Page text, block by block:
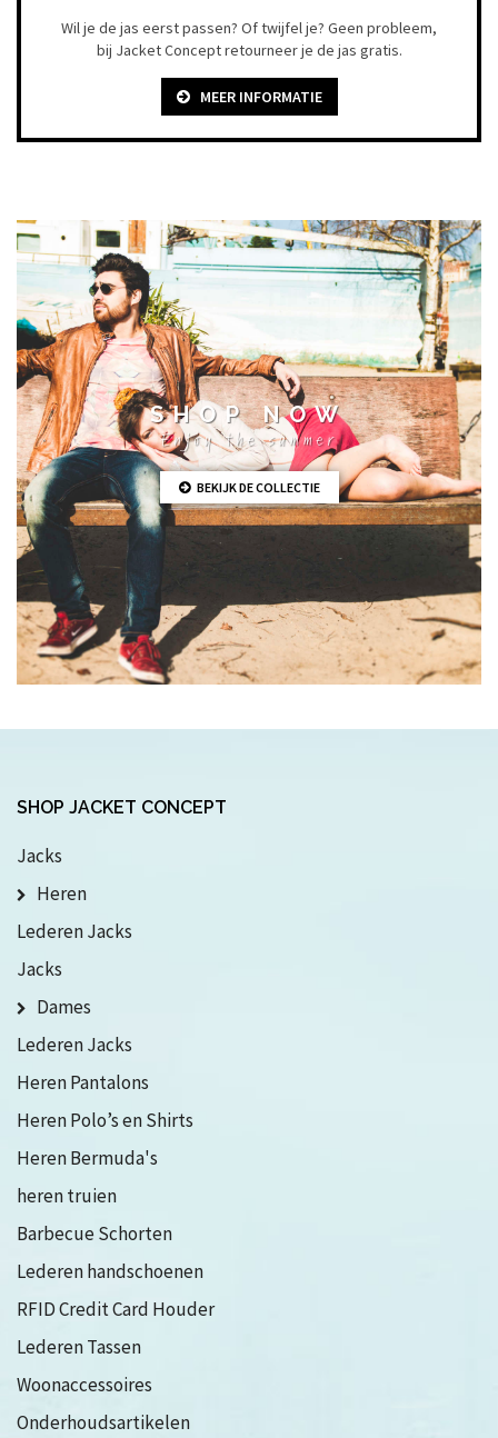
Wil je de jas eerst passen? Of twijfel je? Geen probleem,
bij Jacket Concept retourneer je de jas gratis.
MEER INFORMATIE
SHOP NOW
Enjoy the summer
BEKIJK DE COLLECTIE
SHOP JACKET CONCEPT
Jacks
Heren
Lederen Jacks
Jacks
Dames
Lederen Jacks
Heren Pantalons
Heren Polo’s en Shirts
Heren Bermuda's
heren truien
Barbecue Schorten
Lederen handschoenen
RFID Credit Card Houder
Lederen Tassen
Woonaccessoires
Onderhoudsartikelen